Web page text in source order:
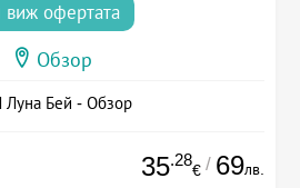
виж офертата
Обзор
Бей - Обзор
35.28
€ / 69лв.